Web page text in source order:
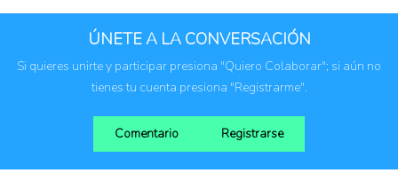
ÚNETE A LA CONVERSACIÓN
Si quieres unirte y participar presiona "Quiero Colaborar"; si aún no
tienes tu cuenta presiona "Registrarme".
Comentario Registrarse